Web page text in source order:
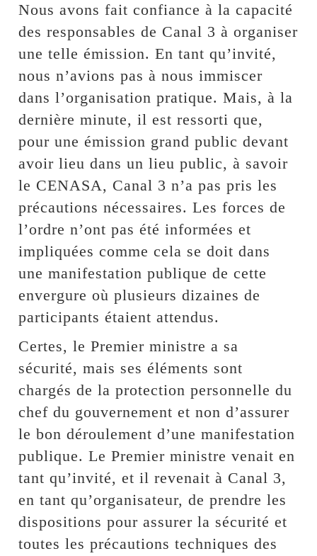
Nous avons fait confiance à la capacité
des responsables de Canal 3 à organiser
une telle émission. En tant qu’invité,
nous n’avions pas à nous immiscer
dans l’organisation pratique. Mais, à la
dernière minute, il est ressorti que,
pour une émission grand public devant
avoir lieu dans un lieu public, à savoir
le CENASA, Canal 3 n’a pas pris les
précautions nécessaires. Les forces de
l’ordre n’ont pas été informées et
impliquées comme cela se doit dans
une manifestation publique de cette
envergure où plusieurs dizaines de
participants étaient attendus.
Certes, le Premier ministre a sa
sécurité, mais ses éléments sont
chargés de la protection personnelle du
chef du gouvernement et non d’assurer
le bon déroulement d’une manifestation
publique. Le Premier ministre venait en
tant qu’invité, et il revenait à Canal 3,
en tant qu’organisateur, de prendre les
dispositions pour assurer la sécurité et
toutes les précautions techniques des